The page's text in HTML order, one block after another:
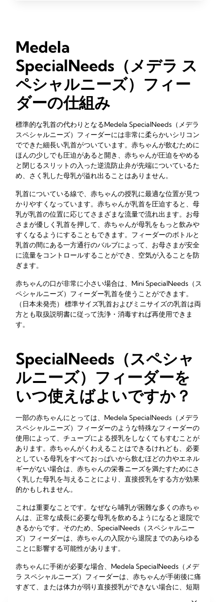
Medela
SpecialNeeds（メデラ ス
ペシャルニーズ）フィー
ダーの仕組み
標準的な乳首の代わりとなるMedela SpecialNeeds（メデラ
スペシャルニーズ）フィーダーには非常に柔らかいシリコン
でできた細長い乳首がついています。赤ちゃんが飲むために
ほんの少しでも圧迫があると開き、赤ちゃんが圧迫をやめる
と閉じるスリットの入った逆流防止弁が先端についているた
め、さく乳した母乳が溢れ出ることはありません。
乳首についている線で、赤ちゃんの授乳に最適な位置が見つ
かりやすくなっています。赤ちゃんが乳首を圧迫すると、母
乳が乳首の位置に応じてさまざまな流量で流れ出ます。お母
さまが優しく乳首を押して、赤ちゃんが母乳をもっと飲みや
すくなるようにすることもできます。フィーダーのボトルと
乳首の間にある一方通行のバルブによって、お母さまが安全
に流量をコントロールすることができ、空気が入ることを防
ぎます。
赤ちゃんの口が非常に小さい場合は、Mini SpecialNeeds（ス
ペシャルニーズ）フィーダー乳首を使うことができます。
（日本未発売） 標準サイズ乳首およびミニサイズの乳首は両
方とも取扱説明書に従って洗浄・消毒すれば再使用できま
す。
SpecialNeeds（スペシャ
ルニーズ）フィーダーを
いつ使えばよいですか？
一部の赤ちゃんにとっては、Medela SpecialNeeds（メデラ
スペシャルニーズ）フィーダーのような特殊なフィーダーの
使用によって、チューブによる授乳をしなくてもすむことが
あります。赤ちゃんがくわえることはできるけれども、必要
としている母乳をすべておっぱいから飲むほどの力やエネル
ギーがない場合は、赤ちゃんの栄養ニーズを満たすためにさ
く乳した母乳を与えることにより、直接授乳をする方が効果
的かもしれません。
これは重要なことです。なぜなら哺乳が困難な多くの赤ちゃ
んは、正常な成長に必要な母乳を飲めるようになると退院で
きるからです。そのため、SpecialNeeds（スペシャルニー
ズ）フィーダーは、赤ちゃんの入院から退院までのあらゆる
ことに影響する可能性があります。
赤ちゃんに手術が必要な場合、Medela SpecialNeeds（メデ
ラ スペシャルニーズ）フィーダーは、赤ちゃんが手術後に痛
すぎて、または体力が弱り直接授乳ができない場合に、短期